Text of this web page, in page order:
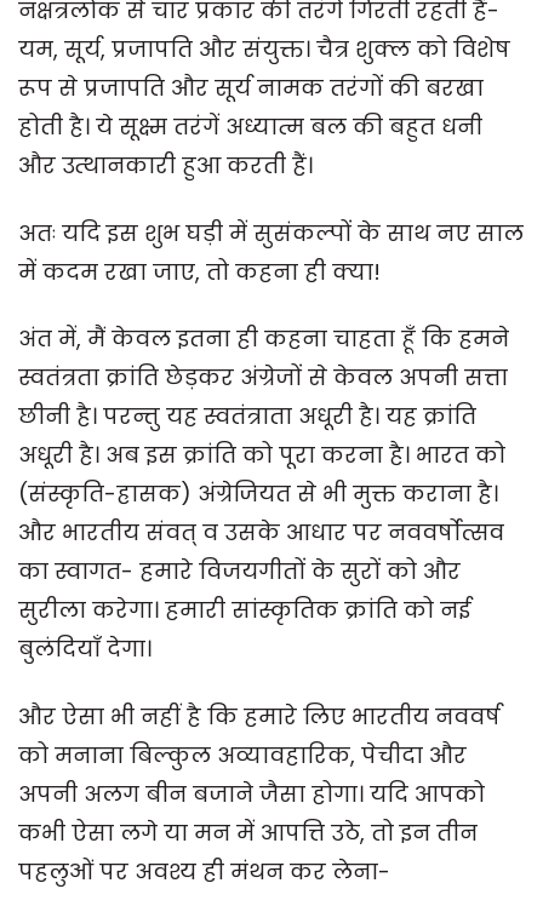
नक्षत्रलोक से चार प्रकार की तरंगें गिरती रहती हैं-
यम, सूर्य, प्रजापति और संयुक्त। चैत्र शुक्ल को विशेष
रूप से प्रजापति और सूर्य नामक तरंगों की बरखा
होती है। ये सूक्ष्म तरंगें अध्यात्म बल की बहुत धनी
और उत्थानकारी हुआ करती हैं।
अतः यदि इस शुभ घड़ी में सुसंकल्पों के साथ नए साल
में कदम रखा जाए, तो कहना ही क्या!
अंत में, मैं केवल इतना ही कहना चाहता हूँ कि हमने
स्वतंत्रता क्रांति छेड़कर अंग्रेजों से केवल अपनी सत्ता
छीनी है। परन्तु यह स्वतंत्राता अधूरी है। यह क्रांति
अधूरी है। अब इस क्रांति को पूरा करना है। भारत को
(संस्कृति-ह्रासक) अंग्रेजियत से भी मुक्त कराना है।
और भारतीय संवत् व उसके आधार पर नववर्षोत्सव
का स्वागत- हमारे विजयगीतों के सुरों को और
सुरीला करेगा। हमारी सांस्कृतिक क्रांति को नई
बुलंदियाँ देगा।
और ऐसा भी नहीं है कि हमारे लिए भारतीय नववर्ष
को मनाना बिल्कुल अव्यावहारिक, पेचीदा और
अपनी अलग बीन बजाने जैसा होगा। यदि आपको
कभी ऐसा लगे या मन में आपत्ति उठे, तो इन तीन
पहलुओं पर अवश्य ही मंथन कर लेना-